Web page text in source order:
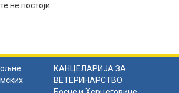
не постоји.
КАНЦЕЛАРИЈА ЗА
ВЕТЕРИНАРСТВО